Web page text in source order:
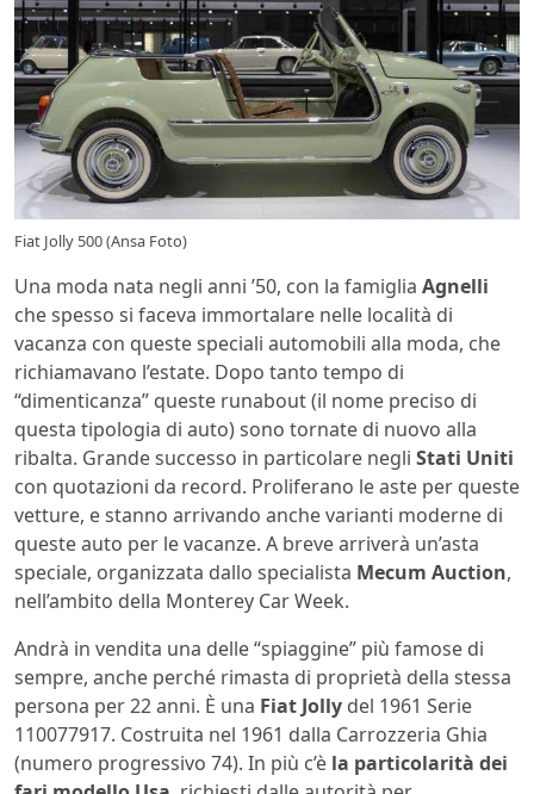
Fiat Jolly 500 (Ansa Foto)
Una moda nata negli anni ’50, con la famiglia Agnelli
che spesso si faceva immortalare nelle località di
vacanza con queste speciali automobili alla moda, che
richiamavano l’estate. Dopo tanto tempo di
“dimenticanza” queste runabout (il nome preciso di
questa tipologia di auto) sono tornate di nuovo alla
ribalta. Grande successo in particolare negli Stati Uniti
con quotazioni da record. Proliferano le aste per queste
vetture, e stanno arrivando anche varianti moderne di
queste auto per le vacanze. A breve arriverà un’asta
speciale, organizzata dallo specialista Mecum Auction,
nell’ambito della Monterey Car Week.
Andrà in vendita una delle “spiaggine” più famose di
sempre, anche perché rimasta di proprietà della stessa
persona per 22 anni. È una Fiat Jolly del 1961 Serie
110077917. Costruita nel 1961 dalla Carrozzeria Ghia
(numero progressivo 74). In più c’è la particolarità dei